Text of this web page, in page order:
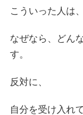
こういった人は
なぜなら、どん
す。
反対に、
自分を受け入れ